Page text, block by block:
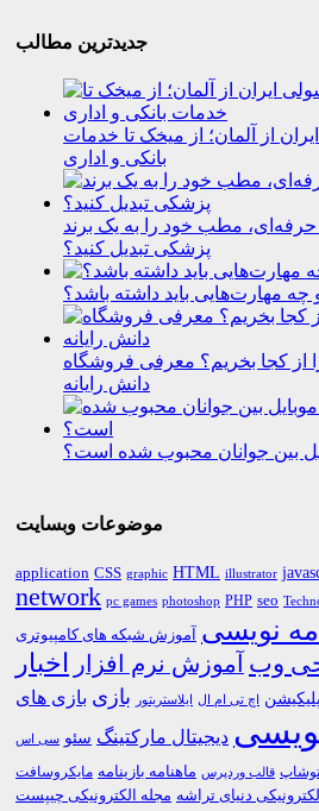
جدیدترین مطالب
از آلمان؛ از میخک تا خدمات
بانکی و اداری
مطب خود را به یک برند
پزشکی تبدیل کنید؟
مهارت‌هایی باید داشته باشد؟
از کجا بخریم؟ معرفی فروشگاه
دانش رایانه
بین جوانان محبوب شده است؟
موضوعات وبسایت
application CSS graphic HTML illustrator
network pc games photoshop PHP seo
نویسی آموزش شبکه های کامپیوتری
وب آموزش نرم افزار اخبار
اچ تی ام ال ایلاستریتور بازی بازی های
دیجیتال مارکتینگ سئو سی اس
قالب وردپرس ماهنامه بازینامه مایکروسافت
دنیای تراشه مجله الکترونیکی چیپست